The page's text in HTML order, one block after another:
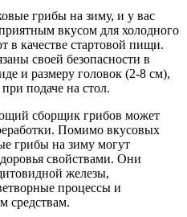
грибы на зиму, и у вас
вкусом для холодного
в качестве стартовой пищи.
своей безопасности в
и размеру головок (2-8 см),
подаче на стол.
сборщик грибов может
Помимо вкусовых
грибы на зиму могут
свойствами. Они
железы,
процессы и
средствам.